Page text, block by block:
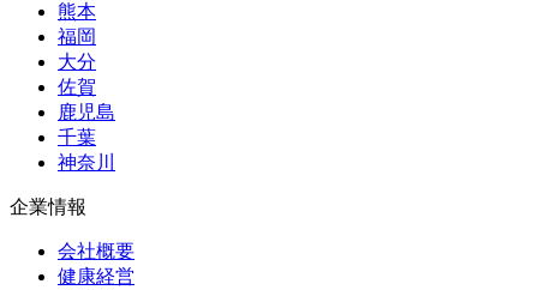
熊本
福岡
大分
佐賀
鹿児島
千葉
神奈川
企業情報
会社概要
健康経営